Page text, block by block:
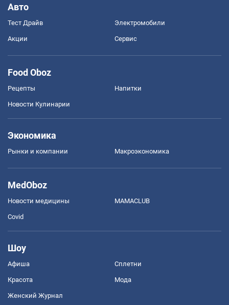
Авто
Тест Драйв Электромобили
Акции Сервис
Food Oboz
Рецепты Напитки
Новости Кулинарии
Экономика
Рынки и компании Mакроэкономика
MedOboz
Новости медицины MAMACLUB
Covid
Шоу
Афиша Сплетни
Красота Мода
Женский Журнал